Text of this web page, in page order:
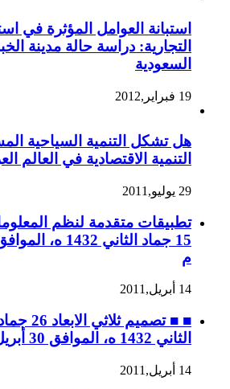
استبانة العوامل المؤثرة في
التجارية: دراسة حالة مدينة
السعودية
19 فبراير,2012
هل تشكل التنمية السياحية
التنمية الاقتصادية في العالم
29 يوليو,2011
م
14 أبريل,2011
الثاني 1432 ه، الموافق 30 أبريل – 4 مايو 2011 م
14 أبريل,2011